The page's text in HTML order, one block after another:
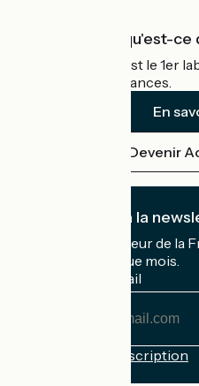
Accueil Vélo qu'est-ce
Accueil Vélo c'est le 1er
cyclistes en vacances.
En
Devenir
Je m'abonne à la
Recevez le meilleur de la
boîte mail chaque mois.
Mon adresse mail
Conditions d'inscription